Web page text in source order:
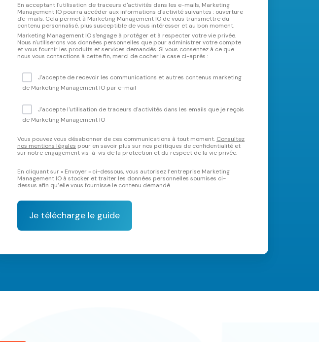
En acceptant l'utilisation de traceurs d'activités dans les e-mails, Marketing
Management IO pourra accéder aux informations d'activité suivantes : ouverture
d'e-mails. Cela permet à Marketing Management IO de vous transmettre du
contenu personnalisé, plus susceptible de vous intéresser et au bon moment.
Marketing Management IO s'engage à protéger et à respecter votre vie privée.
Nous n'utiliserons vos données personnelles que pour administrer votre compte
et vous fournir les produits et services demandés. Si vous consentez à ce que
nous vous contactions à cette fin, merci de cocher la case ci-après :
J'accepte de recevoir les communications et autres contenus marketing
de Marketing Management IO par e-mail
J'accepte l'utilisation de traceurs d'activités dans les emails que je reçois
de Marketing Management IO
Vous pouvez vous désabonner de ces communications à tout moment. Consultez
nos mentions légales pour en savoir plus sur nos politiques de confidentialité et
sur notre engagement vis-à-vis de la protection et du respect de la vie privée.
En cliquant sur « Envoyer » ci-dessous, vous autorisez l’entreprise Marketing
Management IO à stocker et traiter les données personnelles soumises ci-
dessus afin qu’elle vous fournisse le contenu demandé.